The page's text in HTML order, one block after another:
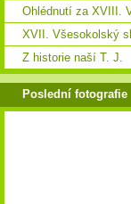
Ohlédnutí za XVIII.
XVII. Všesokolský
Z historie naší T. J.
Poslední fotografie